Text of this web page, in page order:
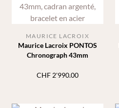
Maurice Lacroix PONTOS
Chronograph 43mm
MAURICE LACROIX
CHF 2'990.00